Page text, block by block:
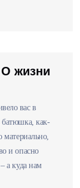
жизни
вас в
батюшка, как-
материально,
и опасно
а куда нам